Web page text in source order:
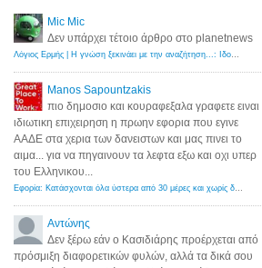
Mic Mic
Δεν υπάρχει τέτοιο άρθρο στο planetnews
Λόγιος Ερμής | Η γνώση ξεκινάει με την αναζήτηση...: Ιδού οι 18 που χρωστούν 11 δις ευρώ!
Manos Sapountzakis
πιο δημοσιο και κουραφεξαλα γραφετε ειναι
ιδιωτικη επιχειρηση η πρωην εφορια που εγινε
ΑΑΔΕ στα χερια των δανειστων και μας πινει το
αιμα... για να πηγαινουν τα λεφτα εξω και οχι υπερ
του Ελληνικου...
Εφορία: Κατάσχονται όλα ύστερα από 30 μέρες και χωρίς δικαστικές αποφάσεις - Λόγιος Ερμής
Αντώνης
Δεν ξέρω εάν ο Κασιδιάρης προέρχεται από
πρόσμιξη διαφορετικών φυλών, αλλά τα δικά σου